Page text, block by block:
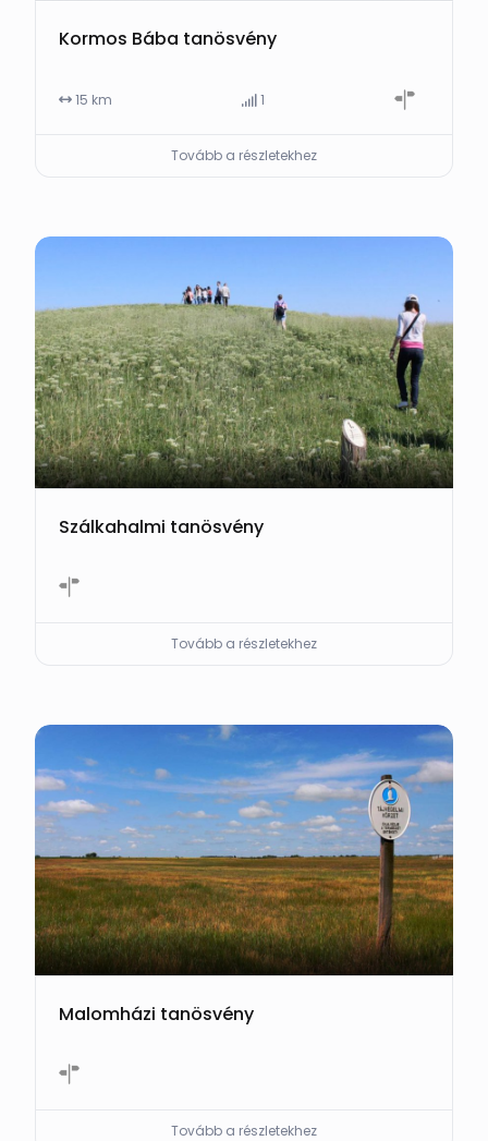
Kormos Bába tanösvény
15 km 1
Tovább a részletekhez
Szálkahalmi tanösvény
Tovább a részletekhez
Malomházi tanösvény
Tovább a részletekhez